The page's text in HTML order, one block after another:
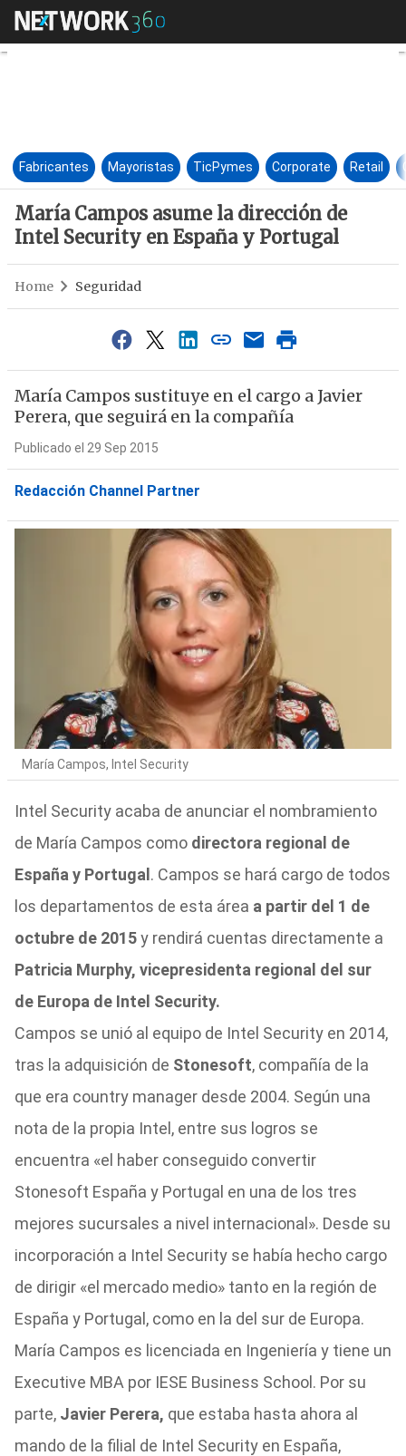
María Campos asume la
Fabricantes Mayoristas TicPymes Corporate Retail
María Campos asume la dirección de
Intel Security en España y Portugal
Home Seguridad
María Campos sustituye en el cargo a Javier
Perera, que seguirá en la compañía
Publicado el 29 Sep 2015
Redacción Channel Partner
María Campos, Intel Security
Intel Security acaba de anunciar el nombramiento
de María Campos como directora regional de
España y Portugal . Campos se hará cargo de todos
los departamentos de esta área a partir del 1 de
octubre de 2015y rendirá cuentas directamente a
Patricia Murphy, vicepresidenta regional del sur
de Europa de Intel Security.
Campos se unió al equipo de Intel Security en 2014,
tras la adquisición de Stonesoft, compañía de la
que era country manager desde 2004. Según una
nota de la propia Intel, entre sus logros se
encuentra «el haber conseguido convertir
Stonesoft España y Portugal en una de los tres
mejores sucursales a nivel internacional». Desde su
incorporación a Intel Security se había hecho cargo
de dirigir «el mercado medio» tanto en la región de
España y Portugal, como en la del sur de Europa.
María Campos es licenciada en Ingeniería y tiene un
Executive MBA por IESE Business School. Por su
parte,Javier Perera, que estaba hasta ahora al
mando de la filial de Intel Security en España,